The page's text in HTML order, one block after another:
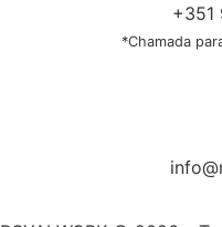
+351
*Chamada